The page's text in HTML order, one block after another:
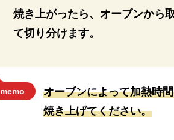
焼き上がったら、オーブンから
て切り分けます。
memo
オーブンによって加熱時
焼き上げてください。